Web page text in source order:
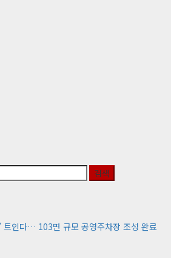
트인다… 103면 규모 공영주차장 조성 완료